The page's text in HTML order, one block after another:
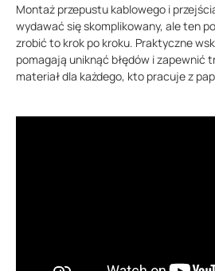
Montaż przepustu kablowego i
wydawać się skomplikowany, ale ten
zrobić to krok po kroku. Praktyczne
pomagają uniknąć błędów i zapewnić
materiał dla każdego, kto pracuje z